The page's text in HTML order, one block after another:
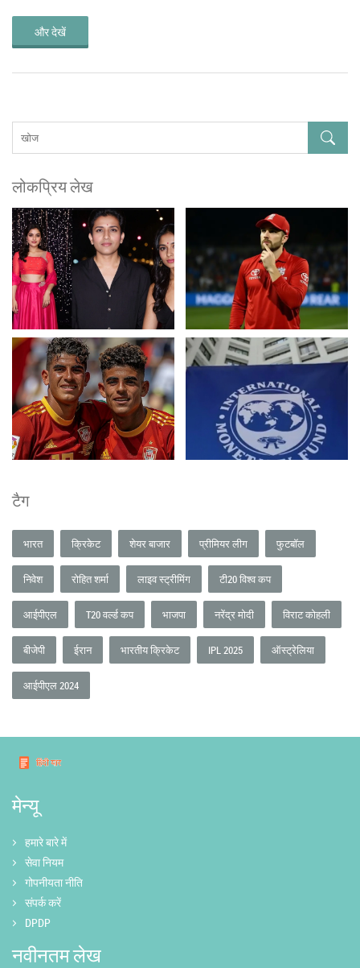
और देखें
लोकप्रिय लेख
टैग
भारत क्रिकेट शेयर बाजार प्रीमियर लीग फुटबॉल
निवेश रोहित शर्मा लाइव स्ट्रीमिंग टी20 विश्व कप
आईपीएल T20 वर्ल्ड कप भाजपा नरेंद्र मोदी विराट कोहली
बीजेपी ईरान भारतीय क्रिकेट IPL 2025 ऑस्ट्रेलिया
आईपीएल 2024
मेन्यू
हमारे बारे में
सेवा नियम
गोपनीयता नीति
संपर्क करें
DPDP
नवीनतम लेख